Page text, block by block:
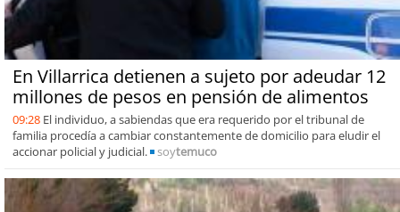
En Villarrica detienen a sujeto por adeudar 12
millones de pesos en pensión de alimentos
09:28 El individuo, a sabiendas que era requerido por el tribunal de
familia procedía a cambiar constantemente de domicilio para eludir el
accionar policial y judicial.
soytemuco